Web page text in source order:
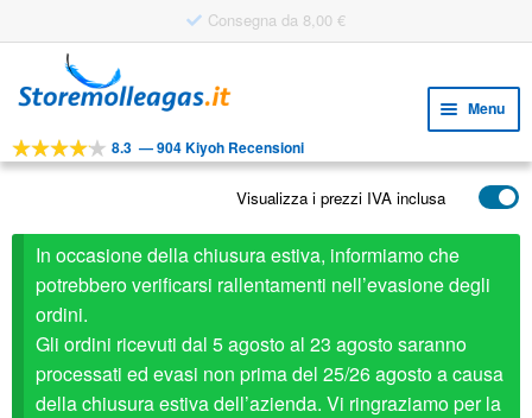
Consegna da 8,00 €
alla
al
Menu
STRUMENTI
il
menu
child
child
APPLICAZIONI
SERVIZIO CLIENTI
child
FAQ
8.3 —904 Kiyoh Recensioni
Visualizza i prezzi IVA inclusa
In occasione della chiusura estiva, informiamo che
potrebbero verificarsi rallentamenti nell’evasione degli
ordini.
Gli ordini ricevuti dal 5 agosto al 23 agosto saranno
processati ed evasi non prima del 25/26 agosto a causa
della chiusura estiva dell’azienda. Vi ringraziamo per la